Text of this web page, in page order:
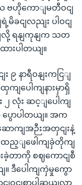
ဗဟိုကောျမတီဝငျ
မိခငျလညျး ပါဝငျ
လို့ ရနျကုနျက သတ
ားပါတယျ။
၉ နာရီဝနျးကငြျ
ကျပေါကျနားမှာရှိ
၂ လုံး ဆင့ျပေါကျ
ောပါတယျ။ အက
ာကျအဉီးအတှငျးနဲ့
းထည့ျဖေါကျခှဲတိုကျ
တာကို စဈကောငျစီ
ဒီပေါကျကှဲမှုကွော
ျဝငျစာပါဆယျလာ